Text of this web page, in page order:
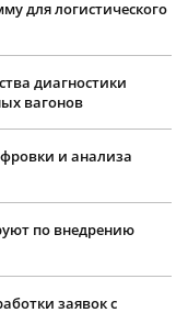
для логистического
диагностики
вагонов
и анализа
по внедрению
заявок с